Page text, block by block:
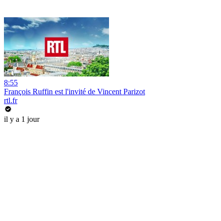
8:55
François Ruffin est l'invité de Vincent Parizot
rtl.fr
il y a 1 jour